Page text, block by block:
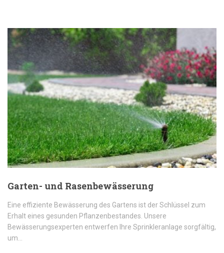
Garten- und Rasenbewässerung
Eine effiziente Bewässerung des Gartens ist der Schlüssel zum
Erhalt eines gesunden Pflanzenbestandes. Unsere
Bewässerungsexperten entwerfen Ihre Sprinkleranlage sorgfältig,
um…